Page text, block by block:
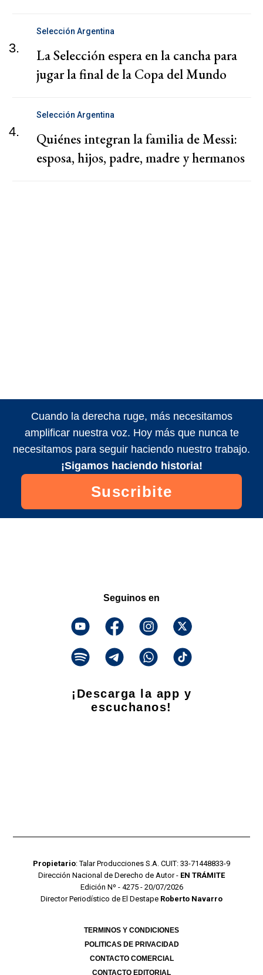
3.
Selección Argentina
La Selección espera en la cancha para
jugar la final de la Copa del Mundo
4.
Selección Argentina
Quiénes integran la familia de Messi:
esposa, hijos, padre, madre y hermanos
Cuando la derecha ruge, más necesitamos
amplificar nuestra voz. Hoy más que nunca te
necesitamos para seguir haciendo nuestro trabajo.
¡Sigamos haciendo historia!
Suscribite
Seguinos en
¡Descarga la app y
escuchanos!
Propietario: Talar Producciones S.A. CUIT: 33-71448833-9
Dirección Nacional de Derecho de Autor - EN TRÁMITE
Edición Nº - 4275 - 20/07/2026
Director Periodístico de El Destape Roberto Navarro
TERMINOS Y CONDICIONES
POLITICAS DE PRIVACIDAD
CONTACTO COMERCIAL
CONTACTO EDITORIAL